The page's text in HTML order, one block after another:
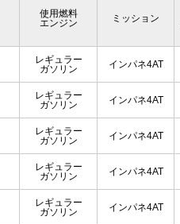
使用燃料
エンジン
ミッション
レギュラー
ガソリン
インパネ4AT
レギュラー
ガソリン
インパネ4AT
レギュラー
ガソリン
インパネ4AT
レギュラー
ガソリン
インパネ4AT
レギュラー
ガソリン
インパネ4AT